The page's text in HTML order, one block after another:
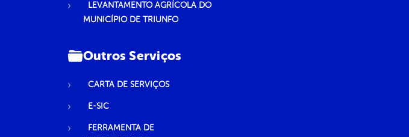
LEVANTAMENTO AGRÍCOLA DO
MUNICÍPIO DE TRIUNFO
Outros Serviços
CARTA DE SERVIÇOS
E-SIC
FERRAMENTA DE